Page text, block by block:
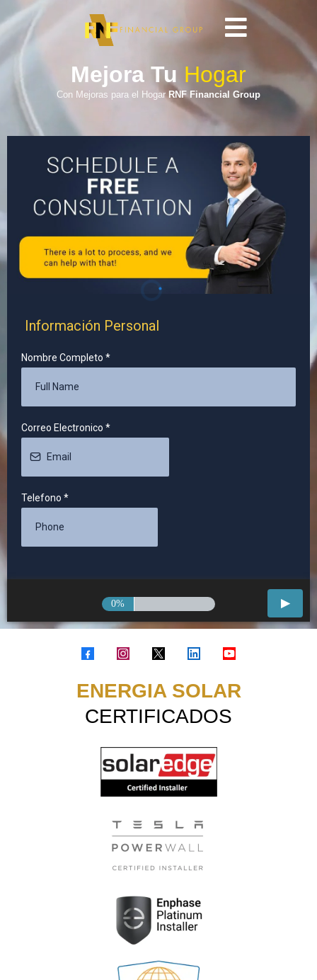
Mejora Tu Hogar
Con Mejoras para el HogarRNF Financial Group
Información Personal
Nombre Completo *
Correo Electronico *
Telefono *
0%
ENERGIA SOLAR
CERTIFICADOS